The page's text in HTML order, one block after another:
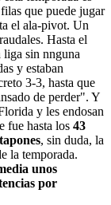
que puede jugar
el ala-pivot. Un
Hasta el
liga sin nnguna
y estaban
3-3, hasta que
de perder". Y
y les endosan
fue hasta los 43
, sin duda, la
la temporada.
unos
por